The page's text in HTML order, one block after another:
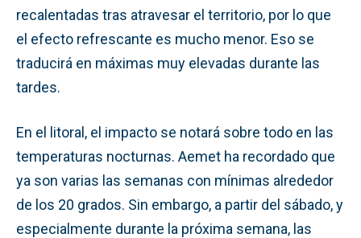
recalentadas tras atravesar el territorio, por lo que
el efecto refrescante es mucho menor. Eso se
traducirá en máximas muy elevadas durante las
tardes.
En el litoral, el impacto se notará sobre todo en las
temperaturas nocturnas. Aemet ha recordado que
ya son varias las semanas con mínimas alrededor
de los 20 grados. Sin embargo, a partir del sábado, y
especialmente durante la próxima semana, las